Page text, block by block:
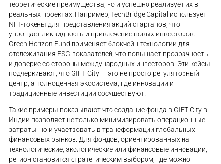
теоретические преимущества, но и успешно реализует их в
реальных проектах. Например, TechBridge Capital использует
NFT-токены для представления акций стартапов, что
упрощает ликвидность и привлечение новых инвесторов.
Green Horizon Fund применяет блокчейн-технологии для
отслеживания ESG-показателей, что повышает прозрачность
и доверие со стороны международных инвесторов. Эти кейсы
подчеркивают, что GIFT City — это не просто регуляторный
центр, а полноценная экосистема, где инновации и
традиционные инвестиции сосуществуют.
Такие примеры показывают что создание фонда в GIFT City в
Индии позволяет не только минимизировать операционные
затраты, но и участвовать в трансформации глобальных
финансовых рынков. Для фондов, ориентированных на
технологические, экологические или финансовые инновации,
регион становится стратегическим выбором, где можно